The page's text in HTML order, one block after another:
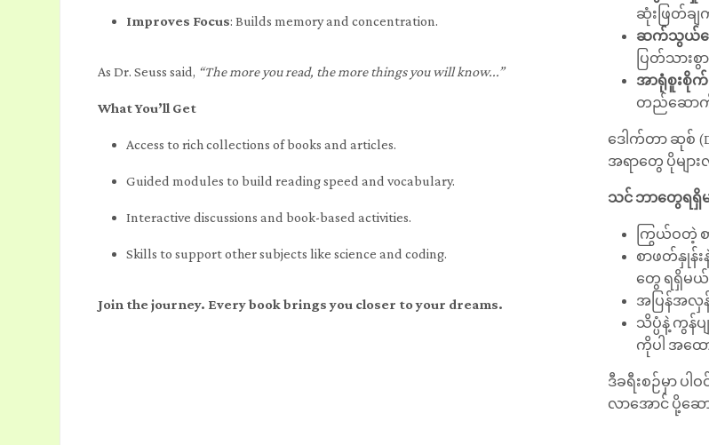
Improves Focus: Builds memory and concentration.
As Dr. Seuss said, “The more you read, the more things you will know...”
What You’ll Get
Access to rich collections of books and articles.
Guided modules to build reading speed and vocabulary.
Interactive discussions and book-based activities.
Skills to support other subjects like science and coding.
Join the journey. Every book brings you closer to your dreams.
ဆုံးဖြတ်ခ
ဆက်သွယ်ပြ
ပြတ်သားစွ
အာရုံစူးစိုက်
တည်ဆောက်
ဒေါက်တာ ဆုစ်
အရာတွေ ပိုများ
သင် ဘာတွေရရှိ
ကြွယ်ဝတဲ့
စာဖတ်နှုန်
တွေ ရရှိမယ်
အပြန်အလှန်
သိပ္ပံနဲ့ ကွန်ပ
ကိုပါ အထေ
ဒီခရီးစဉ်မှာ ပ
လာအောင် ပို့ဆေ